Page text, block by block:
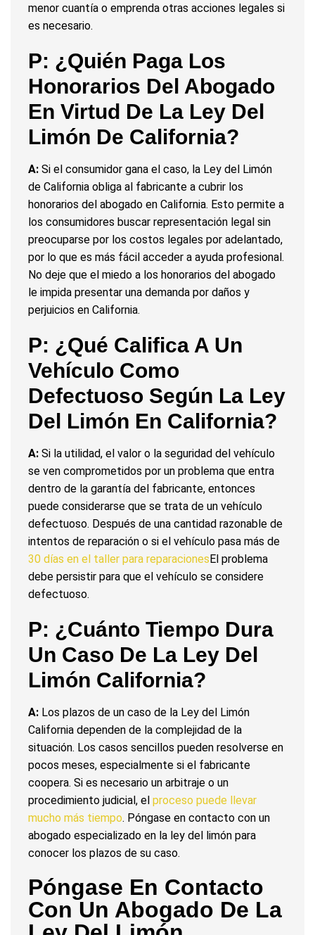
menor cuantía o emprenda otras acciones legales si
es necesario.
P: ¿Quién Paga Los
Honorarios Del Abogado
En Virtud De La Ley Del
Limón De California?
A: Si el consumidor gana el caso, la Ley del Limón
de California obliga al fabricante a cubrir los
honorarios del abogado en California. Esto permite a
los consumidores buscar representación legal sin
preocuparse por los costos legales por adelantado,
por lo que es más fácil acceder a ayuda profesional.
No deje que el miedo a los honorarios del abogado
le impida presentar una demanda por daños y
perjuicios en California.
P: ¿Qué Califica A Un
Vehículo Como
Defectuoso Según La Ley
Del Limón En California?
A: Si la utilidad, el valor o la seguridad del vehículo
se ven comprometidos por un problema que entra
dentro de la garantía del fabricante, entonces
puede considerarse que se trata de un vehículo
defectuoso. Después de una cantidad razonable de
intentos de reparación o si el vehículo pasa más de
30 días en el taller para reparacionesEl problema
debe persistir para que el vehículo se considere
defectuoso.
P: ¿Cuánto Tiempo Dura
Un Caso De La Ley Del
Limón California?
A: Los plazos de un caso de la Ley del Limón
California dependen de la complejidad de la
situación. Los casos sencillos pueden resolverse en
pocos meses, especialmente si el fabricante
coopera. Si es necesario un arbitraje o un
procedimiento judicial, el proceso puede llevar
mucho más tiempo. Póngase en contacto con un
abogado especializado en la ley del limón para
conocer los plazos de su caso.
Póngase En Contacto
Con Un Abogado De La